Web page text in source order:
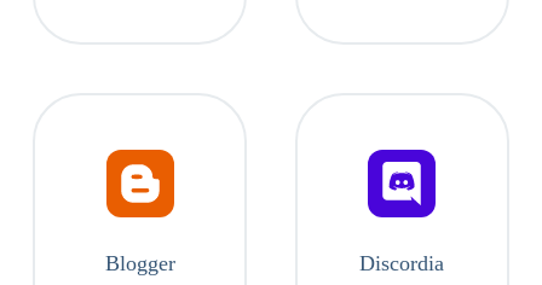
Blogger Discordia